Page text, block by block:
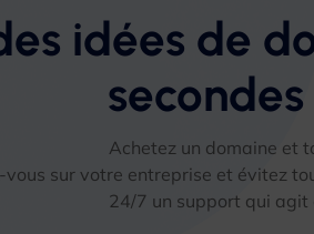
idées de
Achetez un domaine et
vous sur votre entreprise et évitez
24/7 un support qui agit